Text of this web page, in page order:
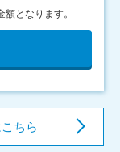
となります。
ちら